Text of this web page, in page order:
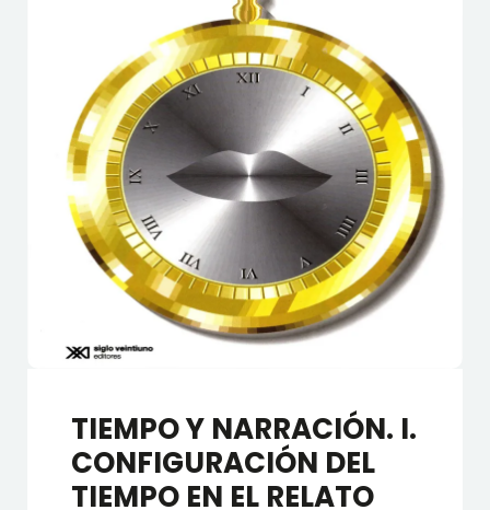
TIEMPO Y NARRACIÓN. I.
CONFIGURACIÓN DEL
TIEMPO EN EL RELATO